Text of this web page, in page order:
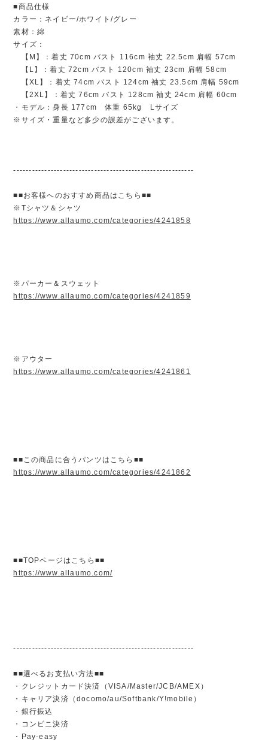
■商品仕様
カラー：ネイビー/ホワイト/グレー
素材：綿
サイズ：
【M】：着丈 70cm バスト 116cm 袖丈 22.5cm 肩幅 57cm
【L】：着丈 72cm バスト 120cm 袖丈 23cm 肩幅 58cm
【XL】：着丈 74cm バスト 124cm 袖丈 23.5cm 肩幅 59cm
【2XL】：着丈 76cm バスト 128cm 袖丈 24cm 肩幅 60cm
・モデル：身長 177cm 体重 65kg Lサイズ
※サイズ・重量など多少の誤差がございます。
----------------------------------------------------------
■■お客様へのおすすめ商品はこちら■■
※Tシャツ＆シャツ
https://www.allaumo.com/categories/4241858
※パーカー＆スウェット
https://www.allaumo.com/categories/4241859
※アウター
https://www.allaumo.com/categories/4241861
■■この商品に合うパンツはこちら■■
https://www.allaumo.com/categories/4241862
■■TOPページはこちら■■
https://www.allaumo.com/
----------------------------------------------------------
■■選べるお支払い方法■■
・クレジットカード決済（VISA/Master/JCB/AMEX）
・キャリア決済（docomo/au/Softbank/Y!mobile）
・銀行振込
・コンビニ決済
・Pay-easy